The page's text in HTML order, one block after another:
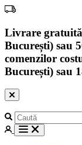
Livrare gratuită
București) sau
comenzilor
București) sau